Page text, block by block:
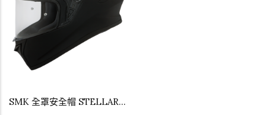
SMK 全罩安全帽 STELLAR UNICOLOUR 霧面黑 MA200